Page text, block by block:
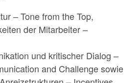
– Tone from the Top,
der Mitarbeiter –
und kritischer Dialog –
and Challenge sowie